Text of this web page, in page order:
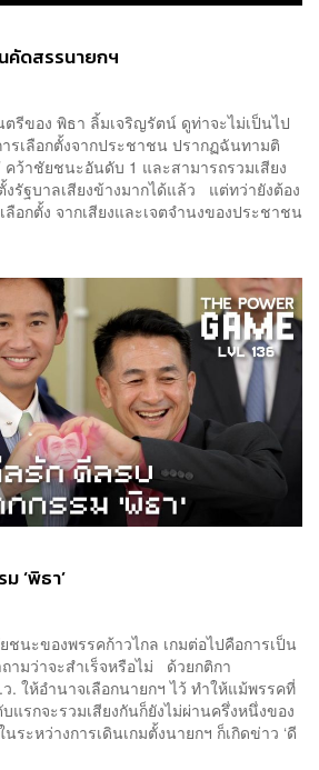
คัดสรรนายกฯ
รีของ พิธา ลิ้มเจริญรัตน์ ดูท่าจะไม่เป็นไป
รเลือกตั้งจากประชาชน ปรากฏฉันทามติ
คว้าชัยชนะอันดับ 1 และสามารถรวมเสียง
รัฐบาลเสียงข้างมากได้แล้ว แต่ทว่ายังต้อง
อกตั้ง จากเสียงและเจตจำนงของประชาชน
‘พิธา’
ชนะของพรรคก้าวไกล เกมต่อไปคือการเป็น
ามว่าจะสำเร็จหรือไม่ ด้วยกติกา
. ให้อำนาจเลือกนายกฯ ไว้ ทำให้แม้พรรคที่
แรกจะรวมเสียงกันก็ยังไม่ผ่านครึ่งหนึ่งของ
ะหว่างการเดินเกมตั้งนายกฯ ก็เกิดข่าว ‘ดี